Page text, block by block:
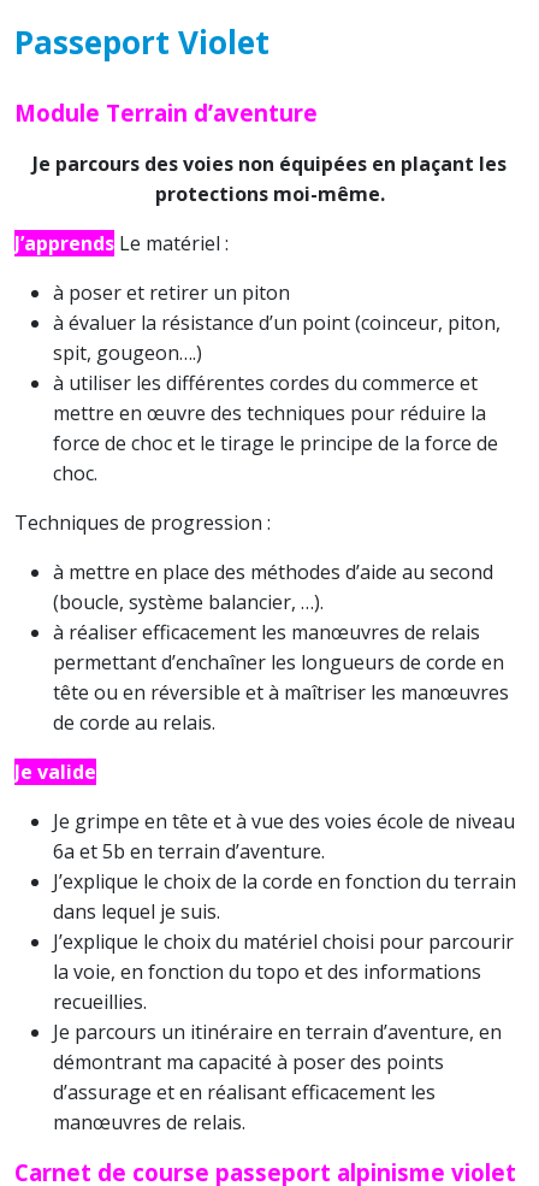
Passeport Violet
Module Terrain d’aventure
Je parcours des voies non équipées en plaçant les
protections moi-même.
J’apprends Le matériel :
à poser et retirer un piton
à évaluer la résistance d’un point (coinceur, piton,
spit, gougeon….)
à utiliser les différentes cordes du commerce et
mettre en œuvre des techniques pour réduire la
force de choc et le tirage le principe de la force de
choc.
Techniques de progression :
à mettre en place des méthodes d’aide au second
(boucle, système balancier, …).
à réaliser efficacement les manœuvres de relais
permettant d’enchaîner les longueurs de corde en
tête ou en réversible et à maîtriser les manœuvres
de corde au relais.
Je valide
Je grimpe en tête et à vue des voies école de niveau
6a et 5b en terrain d’aventure.
J’explique le choix de la corde en fonction du terrain
dans lequel je suis.
J’explique le choix du matériel choisi pour parcourir
la voie, en fonction du topo et des informations
recueillies.
Je parcours un itinéraire en terrain d’aventure, en
démontrant ma capacité à poser des points
d’assurage et en réalisant efficacement les
manœuvres de relais.
Carnet de course passeport alpinisme violet